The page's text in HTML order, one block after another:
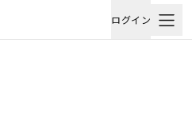
ログイン